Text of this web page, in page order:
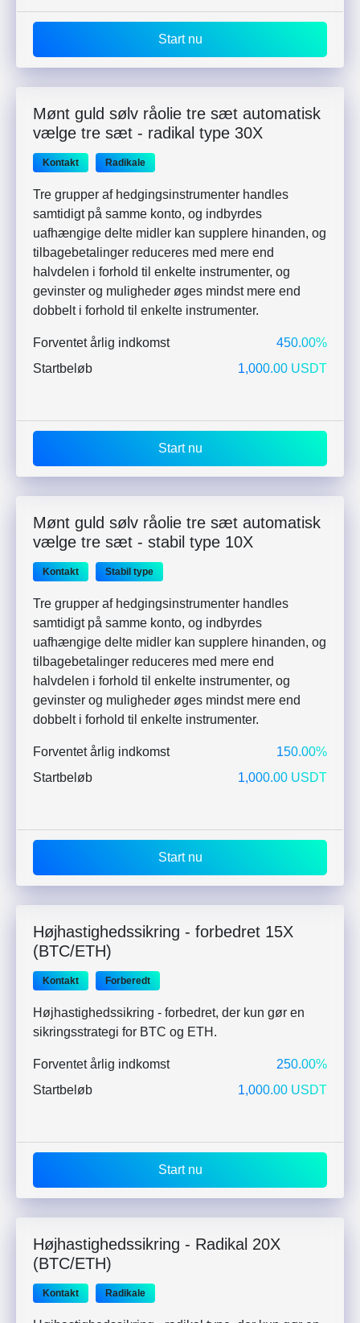
Start nu
Mønt guld sølv råolie tre sæt automatisk
vælge tre sæt - radikal type 30X
Kontakt Radikale
Tre grupper af hedgingsinstrumenter handles
samtidigt på samme konto, og indbyrdes
uafhængige delte midler kan supplere hinanden, og
tilbagebetalinger reduceres med mere end
halvdelen i forhold til enkelte instrumenter, og
gevinster og muligheder øges mindst mere end
dobbelt i forhold til enkelte instrumenter.
Forventet årlig indkomst
450.00%
Startbeløb
1,000.00 USDT
Start nu
Mønt guld sølv råolie tre sæt automatisk
vælge tre sæt - stabil type 10X
Kontakt Stabil type
Tre grupper af hedgingsinstrumenter handles
samtidigt på samme konto, og indbyrdes
uafhængige delte midler kan supplere hinanden, og
tilbagebetalinger reduceres med mere end
halvdelen i forhold til enkelte instrumenter, og
gevinster og muligheder øges mindst mere end
dobbelt i forhold til enkelte instrumenter.
Forventet årlig indkomst
150.00%
Startbeløb
1,000.00 USDT
Start nu
Højhastighedssikring - forbedret 15X
(BTC/ETH)
Kontakt Forberedt
Højhastighedssikring - forbedret, der kun gør en
sikringsstrategi for BTC og ETH.
Forventet årlig indkomst
250.00%
Startbeløb
1,000.00 USDT
Start nu
Højhastighedssikring - Radikal 20X
(BTC/ETH)
Kontakt Radikale